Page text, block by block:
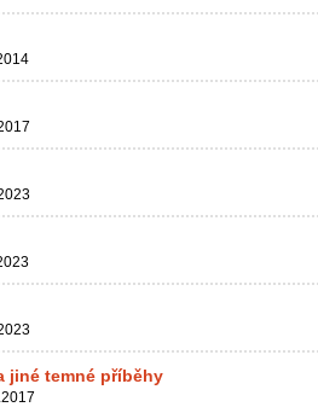
jiné temné příběhy